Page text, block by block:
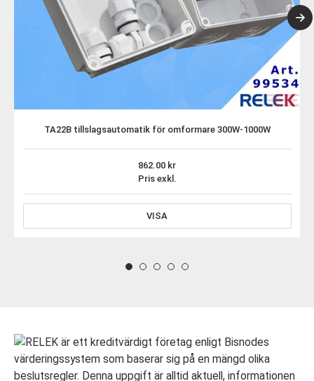
TA22B tillslagsautomatik för omformare 300W-1000W
Pris exkl.
862.00
VISA